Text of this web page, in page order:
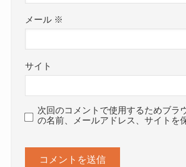
メール ※
サイト
次回のコメントで使用するためブラ
の名前、メールアドレス、サイトを